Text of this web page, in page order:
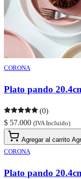
CORONA
Plato pando
(0)
$ 57.000 (IVA Incluido)
Agregar al carrito
CORONA
Plato pando